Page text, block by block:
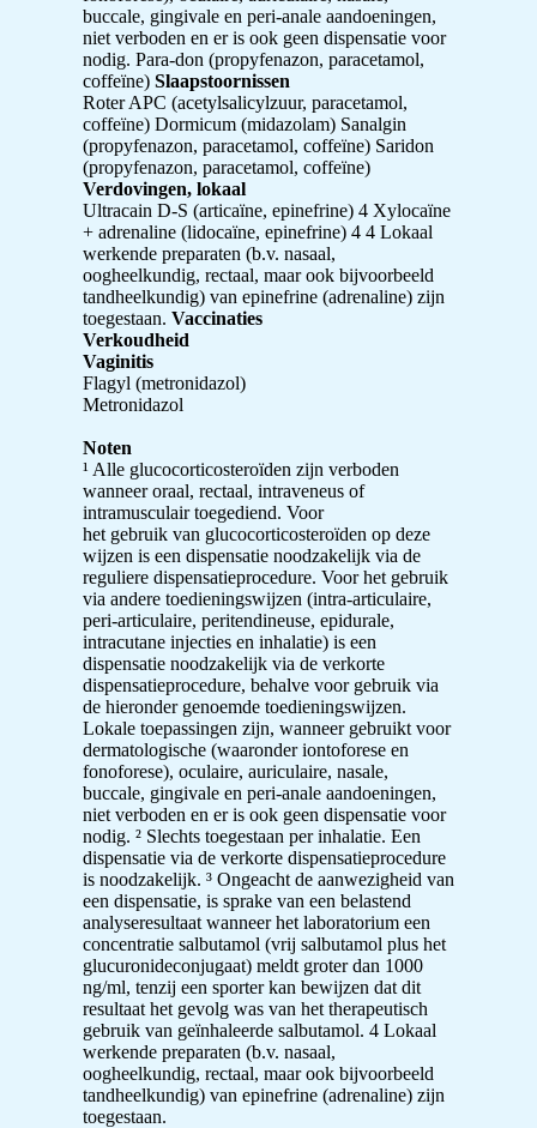
buccale, gingivale en peri-anale aandoeningen,
niet verboden en er is ook geen dispensatie voor
nodig. Para-don (propyfenazon, paracetamol,
coffeïne) Slaapstoornissen
Roter APC (acetylsalicylzuur, paracetamol,
coffeïne) Dormicum (midazolam) Sanalgin
(propyfenazon, paracetamol, coffeïne) Saridon
(propyfenazon, paracetamol, coffeïne)
Verdovingen, lokaal
Ultracain D-S (articaïne, epinefrine) 4 Xylocaïne
+ adrenaline (lidocaïne, epinefrine) 4 4 Lokaal
werkende preparaten (b.v. nasaal,
oogheelkundig, rectaal, maar ook bijvoorbeeld
tandheelkundig) van epinefrine (adrenaline) zijn
toegestaan. Vaccinaties
Verkoudheid
Vaginitis
Flagyl (metronidazol)
Metronidazol
Noten
¹ Alle glucocorticosteroïden zijn verboden
wanneer oraal, rectaal, intraveneus of
intramusculair toegediend. Voor
het gebruik van glucocorticosteroïden op deze
wijzen is een dispensatie noodzakelijk via de
reguliere dispensatieprocedure. Voor het gebruik
via andere toedieningswijzen (intra-articulaire,
peri-articulaire, peritendineuse, epidurale,
intracutane injecties en inhalatie) is een
dispensatie noodzakelijk via de verkorte
dispensatieprocedure, behalve voor gebruik via
de hieronder genoemde toedieningswijzen.
Lokale toepassingen zijn, wanneer gebruikt voor
dermatologische (waaronder iontoforese en
fonoforese), oculaire, auriculaire, nasale,
buccale, gingivale en peri-anale aandoeningen,
niet verboden en er is ook geen dispensatie voor
nodig. ² Slechts toegestaan per inhalatie. Een
dispensatie via de verkorte dispensatieprocedure
is noodzakelijk. ³ Ongeacht de aanwezigheid van
een dispensatie, is sprake van een belastend
analyseresultaat wanneer het laboratorium een
concentratie salbutamol (vrij salbutamol plus het
glucuronideconjugaat) meldt groter dan 1000
ng/ml, tenzij een sporter kan bewijzen dat dit
resultaat het gevolg was van het therapeutisch
gebruik van geïnhaleerde salbutamol. 4 Lokaal
werkende preparaten (b.v. nasaal,
oogheelkundig, rectaal, maar ook bijvoorbeeld
tandheelkundig) van epinefrine (adrenaline) zijn
toegestaan.